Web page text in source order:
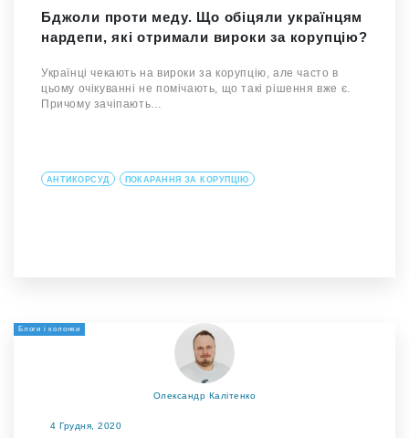
Бджоли проти меду. Що обіцяли українцям
нардепи, які отримали вироки за корупцію?
Українці чекають на вироки за корупцію, але часто в
цьому очікуванні не помічають, що такі рішення вже є.
Причому зачіпають…
АНТИКОРСУД ПОКАРАННЯ ЗА КОРУПЦІЮ
Блоги і колонки
Олександр Калітенко
4 Грудня, 2020